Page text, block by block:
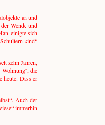
an und
Wende und
einigte sich
sind“
zehn Jahren,
Wohnung“, die
heute. Dass er
Auch der
immerhin